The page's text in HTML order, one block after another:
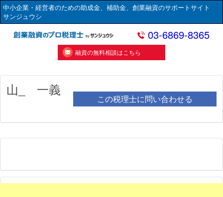
中小企業・経営者のための助成金、補助金、創業融資のサポートサイト
サンジュウシ
03-6869-8365
融資の無料相談はこちら
山_ 一義
この税理士に問い合わせる